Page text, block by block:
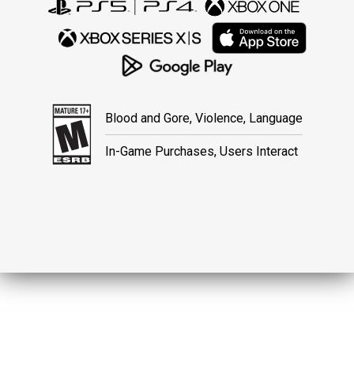
Blood and Gore, Violence, Language
In-Game Purchases, Users Interact